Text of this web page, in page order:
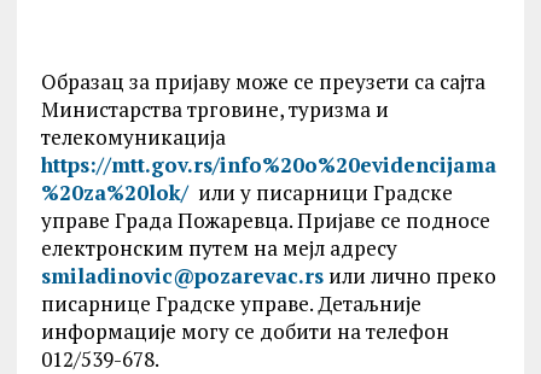
Образац за пријаву може се преузети са сајта
Министарства трговине, туризма и
телекомуникација
https://mtt.gov.rs/info%20o%20evidencijama
%20za%20lok/или у писарници Градске
управе Града Пожаревца. Пријаве се подносе
електронским путем на мејл адресу
smiladinovic@pozarevac.rsили лично преко
писарнице Градске управе. Детаљније
информације могу се добити на телефон
012/539-678.